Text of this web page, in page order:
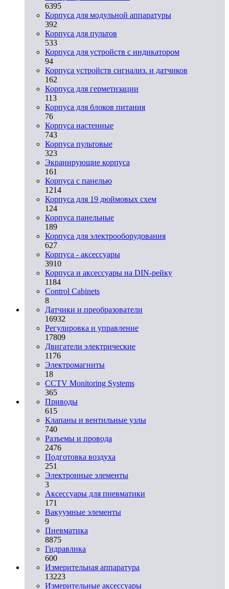
6395
Корпуса для модульной аппаратуры
392
Корпуса для пультов
533
Корпуса для устройств с индикатором
94
Корпуса устройств сигнализ. и датчиков
162
Корпуса для герметизации
113
Корпуса для блоков питания
76
Корпуса настенные
743
Корпуса пультовые
323
Экранирующие корпуса
161
Корпуса с панелью
1214
Корпуса для 19 дюймовых схем
124
Корпуса панельные
189
Корпуса для электрооборудования
627
Корпуса - аксессуары
3910
Корпуса и аксессуары на DIN-рейку
1184
Control Cabinets
8
Датчики и преобразователи
16932
Регулировка и управление
17809
Двигатели электрические
1176
Электромагниты
18
CCTV Monitoring Systems
365
Приводы
615
Клапаны и вентильные узлы
740
Разъемы и провода
2476
Подготовка воздуха
251
Электронные элементы
3
Аксессуары для пневматики
171
Вакуумные элементы
9
Пневматика
8875
Гидравлика
600
Измерительная аппаратура
13223
Измерительные аксессуары